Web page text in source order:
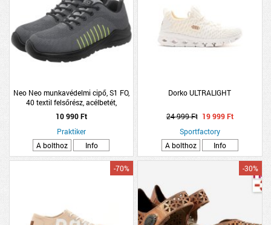
Neo Neo munkavédelmi cipő, S1 FO,
40 textil felsőrész, acélbetét,
csúszásmentes talp
10 990 Ft
Praktiker
A bolthoz
Info
Dorko ULTRALIGHT
24 999 Ft 19 999 Ft
Sportfactory
A bolthoz
Info
-70% -30%